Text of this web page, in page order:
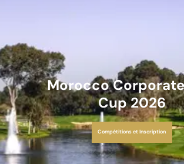
Morocco
Cup 2026
Compétitions et Inscription